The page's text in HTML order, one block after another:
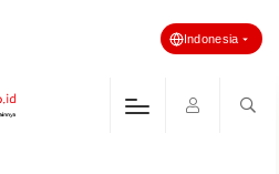
Indonesia